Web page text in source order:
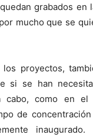
grabados en
mucho que se
proyectos,
si se han
cabo, como en el
de